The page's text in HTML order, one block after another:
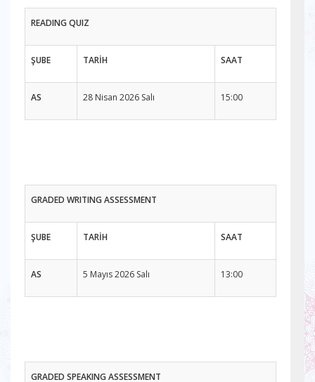
READING QUIZ
ŞUBE TARİH SAAT
AS 28 Nisan 2026 Salı 15:00
GRADED WRITING ASSESSMENT
ŞUBE TARİH SAAT
AS 5 Mayıs 2026 Salı 13:00
GRADED SPEAKING ASSESSMENT